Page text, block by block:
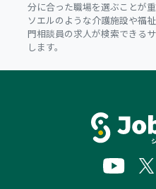
分に合った職場を選ぶことが
ソエルのような介護施設や福
門相談員の求人が検索できる
します。